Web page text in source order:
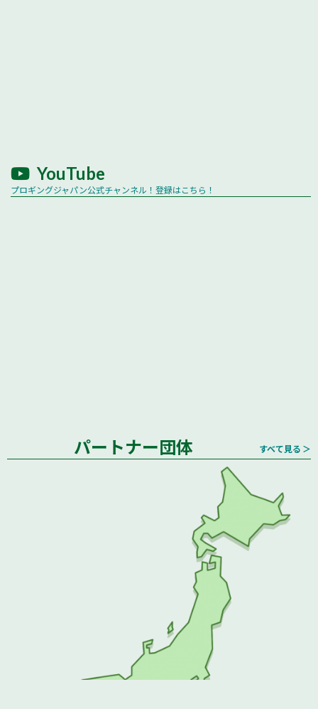
YouTube
プロギングジャパン公式チャンネル！登録はこちら！
すべて見る ＞
パートナー団体